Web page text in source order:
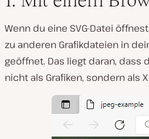
Wenn du eine SVG-Datei
zu anderen Grafikdateien in
geöffnet. Das liegt daran, dass
nicht als Grafiken, sondern als